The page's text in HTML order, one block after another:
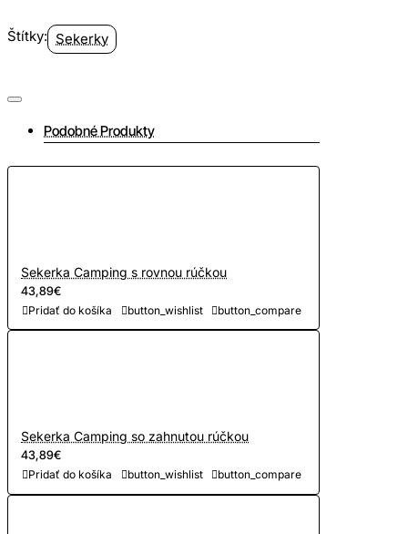
Štítky: Sekerky
Podobné Produkty
Sekerka Camping s rovnou rúčkou
43,89€
Pridať do košíka button_wishlist button_compare
Sekerka Camping so zahnutou rúčkou
43,89€
Pridať do košíka button_wishlist button_compare